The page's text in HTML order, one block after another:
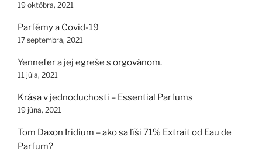
19 októbra, 2021
Parfémy a Covid-19
17 septembra, 2021
Yennefer a jej egreše s orgovánom.
11 júla, 2021
Krása v jednoduchosti – Essential Parfums
19 júna, 2021
Tom Daxon Iridium – ako sa líši 71% Extrait od Eau de
Parfum?